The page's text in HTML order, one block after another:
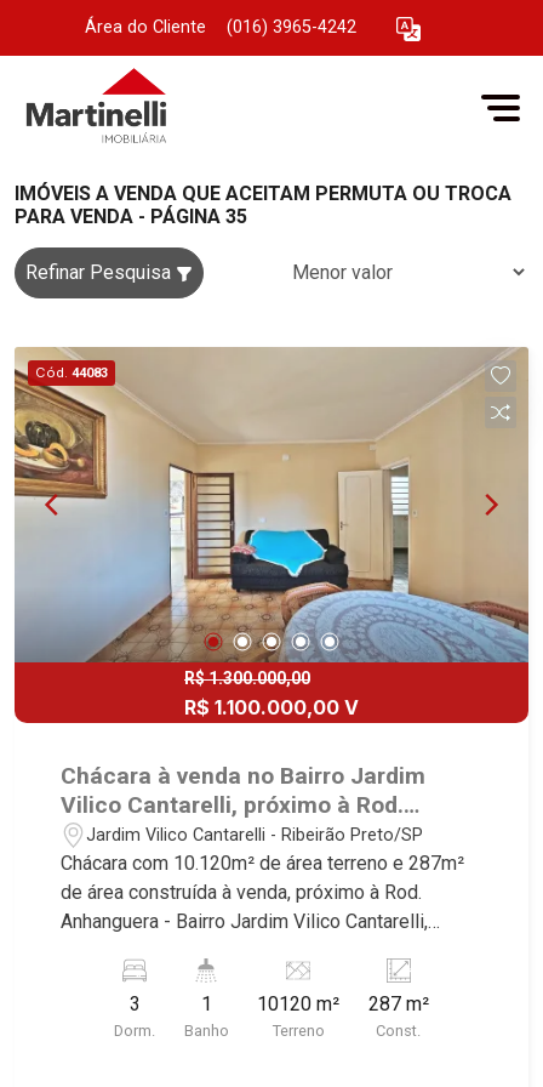
Área do Cliente (016) 3965-4242
IMÓVEIS A VENDA QUE ACEITAM PERMUTA OU TROCA
PARA VENDA - PÁGINA 35
Refinar Pesquisa
Cód. 44083
R$ 1.300.000,00
R$ 1.100.000,00 V
Chácara à venda no Bairro Jardim
Vilico Cantarelli, próximo à Rod.
Anhanguera - Ribeirão Preto/SP.
Jardim Vilico Cantarelli - Ribeirão Preto/SP
Chácara com 10.120m² de área terreno e 287m²
de área construída à venda, próximo à Rod.
Anhanguera - Bairro Jardim Vilico Cantarelli,
deste imóvel que a Martinelli Imobiliária
selecionou para você: - 10.120m² de área terreno
e 287m² de área construída - 3 dormitórios - Sala
3
Dorm.
1
Banho
10120 m²
Terreno
287 m²
Const.